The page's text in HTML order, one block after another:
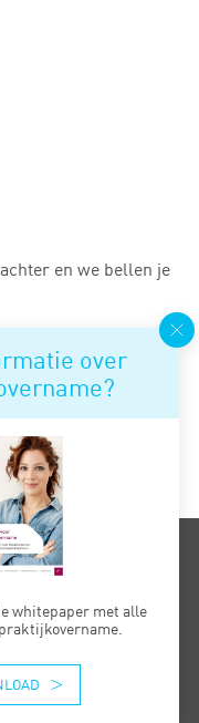
over
whitepaper met alle
en we bellen je